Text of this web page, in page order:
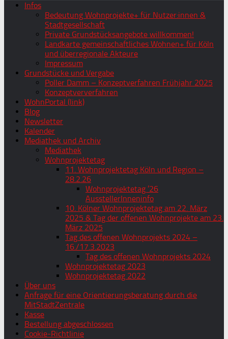
Infos
Bedeutung Wohnprojekte+ für Nutzer:innen &
Stadtgesellschaft
Private Grundstücksangebote willkommen!
Landkarte gemeinschaftliches Wohnen+ für Köln
und überregionale Akteure
Impressum
Grundstücke und Vergabe
Poller Damm – Konzeptverfahren Frühjahr 2025
Konzeptververfahren
WohnPortal (link)
Blog
Newsletter
Kalender
Mediathek und Archiv
Mediathek
Wohnprojektetag
11. Wohnprojektetag Köln und Region –
28.2.26
Wohnprojektetag ’26
AusstellerInneninfo
10. Kölner Wohnprojektetag am 22. März
2025 & Tag der offenen Wohnprojekte am 23.
März 2025
Tag des offenen Wohnprojekts 2024 –
16./17.3.2023
Tag des offenen Wohnprojekts 2024
Wohnprojektetag 2023
Wohnprojektetag 2022
Über uns
Anfrage für eine Orientierungsberatung durch die
MitStadtZentrale
Kasse
Bestellung abgeschlossen
Cookie-Richtlinie